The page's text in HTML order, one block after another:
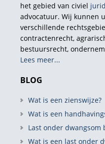
het gebied van civiel
advocatuur. Wij kunnen
verschillende
contractenrecht,
bestuursrecht,
Lees meer...
BLOG
Wat is een zienswijze?
Wat is een
Last onder
Wat is een last onder